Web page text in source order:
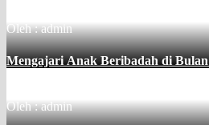
Oleh : admin
Mengajari Anak Beribadah di
Oleh : admin